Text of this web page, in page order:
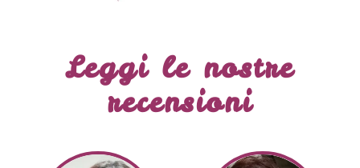
Leggi le nostre
recensioni